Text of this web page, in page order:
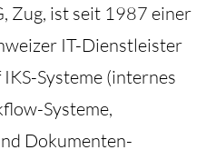
Zug, ist seit 1987 einer
IT-Dienstleister
Systeme (internes
Systeme,
Dokumenten-